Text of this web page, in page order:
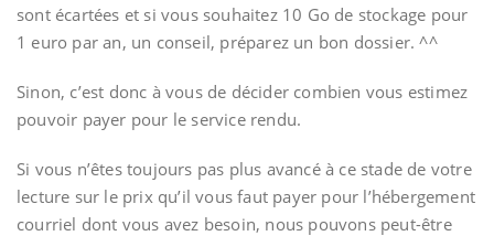
sont écartées et si vous souhaitez 10 Go de stockage pour
1 euro par an, un conseil, préparez un bon dossier. ^^
Sinon, c’est donc à vous de décider combien vous estimez
pouvoir payer pour le service rendu.
Si vous n’êtes toujours pas plus avancé à ce stade de votre
lecture sur le prix qu’il vous faut payer pour l’hébergement
courriel dont vous avez besoin, nous pouvons peut-être